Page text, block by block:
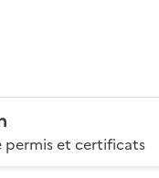
permis et certificats